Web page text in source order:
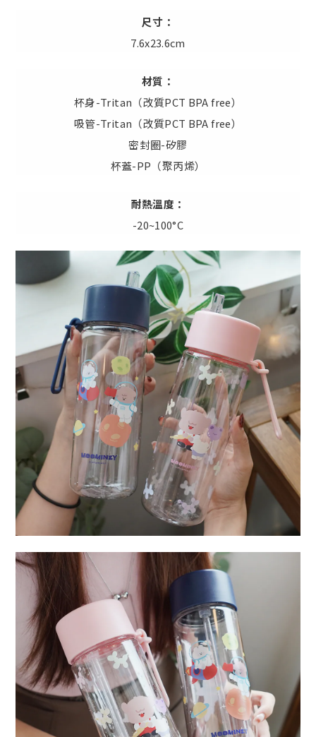
尺寸：
7.6x23.6cm
材質：
杯身-Tritan（改質PCT BPA free）
吸管-Tritan（改質PCT BPA free）
密封圈-矽膠
杯蓋-PP（聚丙烯）
耐熱溫度：
-20~100°C